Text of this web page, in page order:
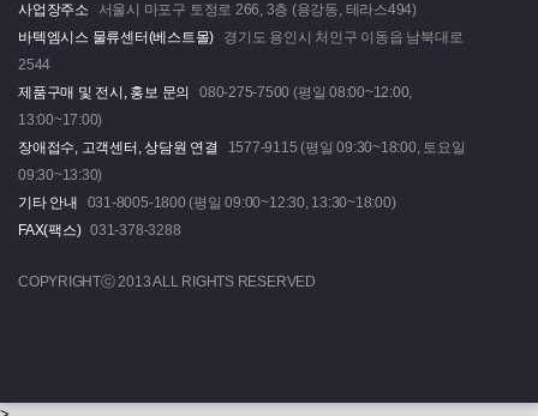
사업장주소
서울시 마포구 토정로 266, 3층 (용강동, 테라스494)
바텍엠시스 물류센터(베스트몰)
경기도 용인시 처인구 이동읍 남북대로
2544
제품구매 및 전시, 홍보 문의
080-275-7500 (평일 08:00~12:00,
13:00~17:00)
장애접수, 고객센터, 상담원 연결
1577-9115 (평일 09:30~18:00, 토요일
09:30~13:30)
기타 안내
031-8005-1800 (평일 09:00~12:30, 13:30~18:00)
FAX(팩스) 031-378-3288
COPYRIGHTⓒ 2013 ALL RIGHTS RESERVED